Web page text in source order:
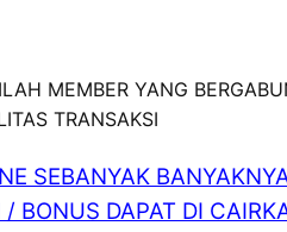
MEMBER YANG
TRANSAKSI
SEBANYAK
BONUS DAPAT DI